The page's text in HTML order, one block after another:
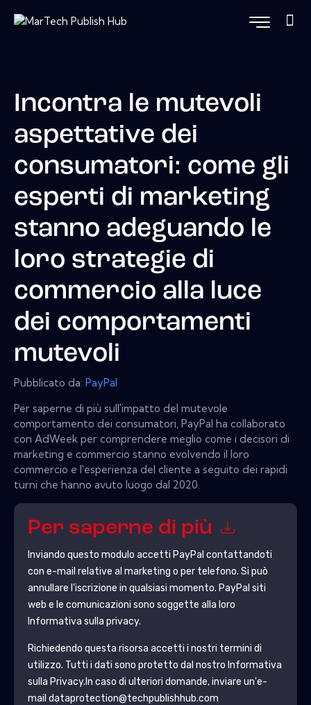
Incontra le mutevoli
aspettative dei
consumatori: come gli
esperti di marketing
stanno adeguando le
loro strategie di
commercio alla luce
dei comportamenti
mutevoli
Pubblicato da: PayPal
Per saperne di più sull'impatto del mutevole
comportamento dei consumatori, PayPal ha collaborato
con AdWeek per comprendere meglio come i decisori di
marketing e commercio stanno evolvendo il loro
commercio e l'esperienza del cliente a seguito dei rapidi
turni che hanno avuto luogo dal 2020.
Per saperne di più
Inviando questo modulo accetti PayPal contattandoti
con e-mail relative al marketing o per telefono. Si può
annullare l'iscrizione in qualsiasi momento. PayPal siti
web e le comunicazioni sono soggette alla loro
Informativa sulla privacy.
Richiedendo questa risorsa accetti i nostri termini di
utilizzo. Tutti i dati sono protetto dal nostro Informativa
sulla Privacy.In caso di ulteriori domande, inviare un'e-
mail dataprotection@techpublishhub.com